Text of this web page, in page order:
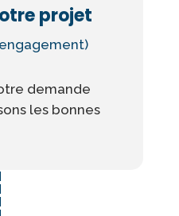
projet
demande
les bonnes